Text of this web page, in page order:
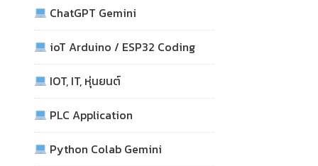
ChatGPT Gemini
ioT Arduino / ESP32 Coding
IOT, IT, หุ่นยนต์
PLC Application
Python Colab Gemini